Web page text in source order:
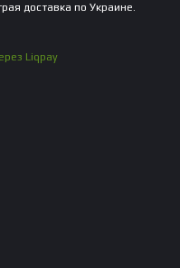
доставка по Украине.